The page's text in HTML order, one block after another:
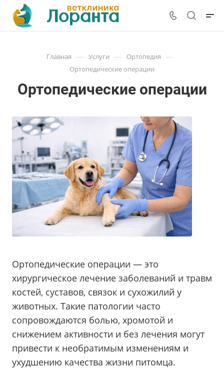
Главная — Услуги — Ортопедия —
Ортопедические операции
Ортопедические операции
Ортопедические операции — это
хирургическое лечение заболеваний и травм
костей, суставов, связок и сухожилий у
животных. Такие патологии часто
сопровождаются болью, хромотой и
снижением активности и без лечения могут
привести к необратимым изменениям и
ухудшению качества жизни питомца.